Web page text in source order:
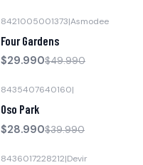
8421005001373|Asmodee
Four Gardens
$29.990$49.990
8435407640160|
Oso Park
$28.990$39.990
8436017228212|Devir